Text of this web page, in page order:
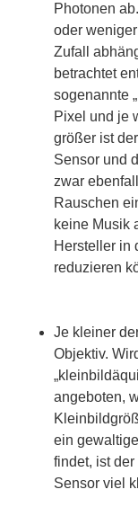
Photonen
oder
Zufall
betrachtet
sogenannte
Pixel und je
größer ist
Sensor und
zwar
Rauschen
keine Musik
Hersteller in
reduzieren
Je kleiner
Objektiv.
angeboten,
ein
findet, ist
Sensor viel